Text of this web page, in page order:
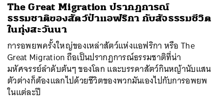
The Great Migration ปรากฏการณ์
ธรรมชาติของสัตว์ป่าแอฟริกา กับสัจธรรมชีวิต
ในทุ่งสะวันนา
การอพยพครั้งใหญ่ของเหล่าสัตว์แห่งแอฟริกา หรือ The
Great Migration ถือเป็นปรากฏการณ์ธรรมชาติที่น่า
มหัศจรรย์ลำดับต้นๆ ของโลก และบรรดาสัตว์กินหญ้านับแสน
ตัวต่างก็ต้องแลกไปด้วยชีวิตของพวกมันเองไปกับการอพยพ
ในแต่ละปี